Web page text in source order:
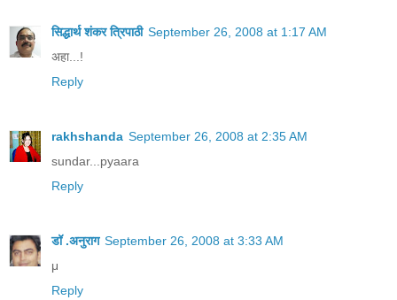
सिद्धार्थ शंकर त्रिपाठी September 26, 2008 at 1:17 AM
अहा...!
Reply
rakhshanda September 26, 2008 at 2:35 AM
sundar...pyaara
Reply
डॉ .अनुराग September 26, 2008 at 3:33 AM
μ
Reply